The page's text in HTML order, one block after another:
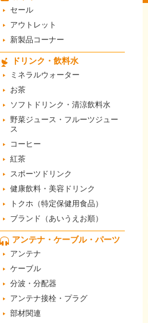
セール
アウトレット
新製品コーナー
ドリンク・飲料水
ミネラルウォーター
お茶
ソフトドリンク・清涼飲料水
野菜ジュース・フルーツジュー
ス
コーヒー
紅茶
スポーツドリンク
健康飲料・美容ドリンク
トクホ（特定保健用食品）
ブランド（あいうえお順）
アンテナ・ケーブル・パーツ
アンテナ
ケーブル
分波・分配器
アンテナ接栓・プラグ
部材関連